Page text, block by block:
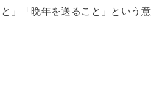
」「晩年を送ること」という意